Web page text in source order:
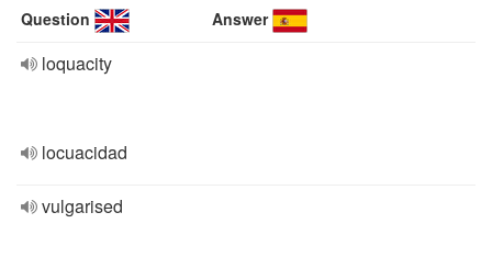
Question Answer
loquacity
locuacidad
vulgarised